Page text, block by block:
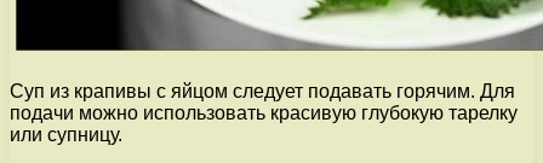
Суп из крапивы с яйцом следует подавать горячим. Для
подачи можно использовать красивую глубокую тарелку
или супницу.